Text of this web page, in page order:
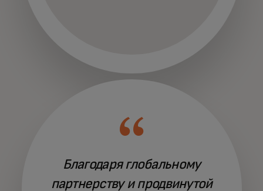
Благодаря глобальному
партнерству и продвинутой